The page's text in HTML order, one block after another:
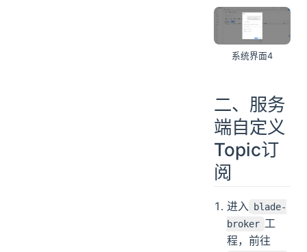
系统界面4
二、服务
端自定义
Topic订
阅
进入 blade-
broker 工
程，前往